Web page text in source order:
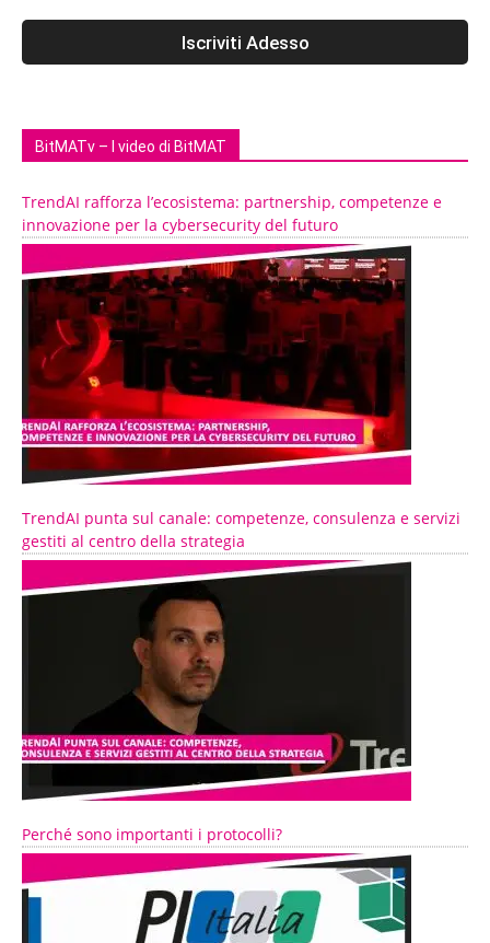
BitMATv – I video di BitMAT
TrendAI rafforza l’ecosistema: partnership, competenze e
innovazione per la cybersecurity del futuro
TrendAI punta sul canale: competenze, consulenza e servizi
gestiti al centro della strategia
Perché sono importanti i protocolli?